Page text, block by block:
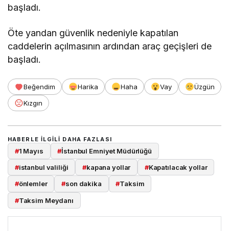
başladı.
Öte yandan güvenlik nedeniyle kapatılan
caddelerin açılmasının ardından araç geçişleri de
başladı.
Beğendim Harika Haha Vay
Üzgün
Kızgın
HABERLE ILGILI DAHA FAZLASI
#1 Mayıs #İstanbul Emniyet Müdürlüğü
#istanbul valiliği #kapana yollar #Kapatılacak yollar
#önlemler #son dakika #Taksim
#Taksim Meydanı